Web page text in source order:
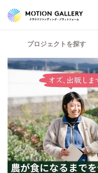
プロジェクトを探す